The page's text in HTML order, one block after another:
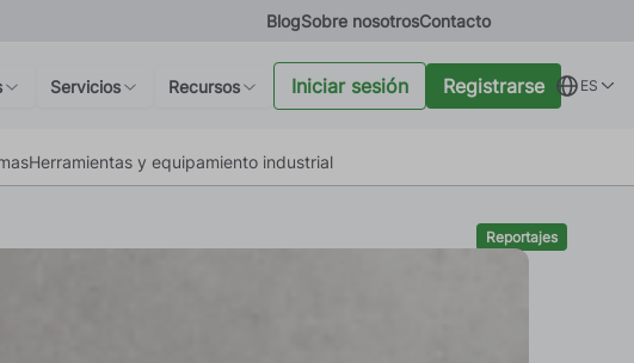
BlogSobre nosotrosContacto
Servicios Recursos Iniciar sesión Registrarse ES
Herramientas y equipamiento industrial
Circular:
la
Reportajes